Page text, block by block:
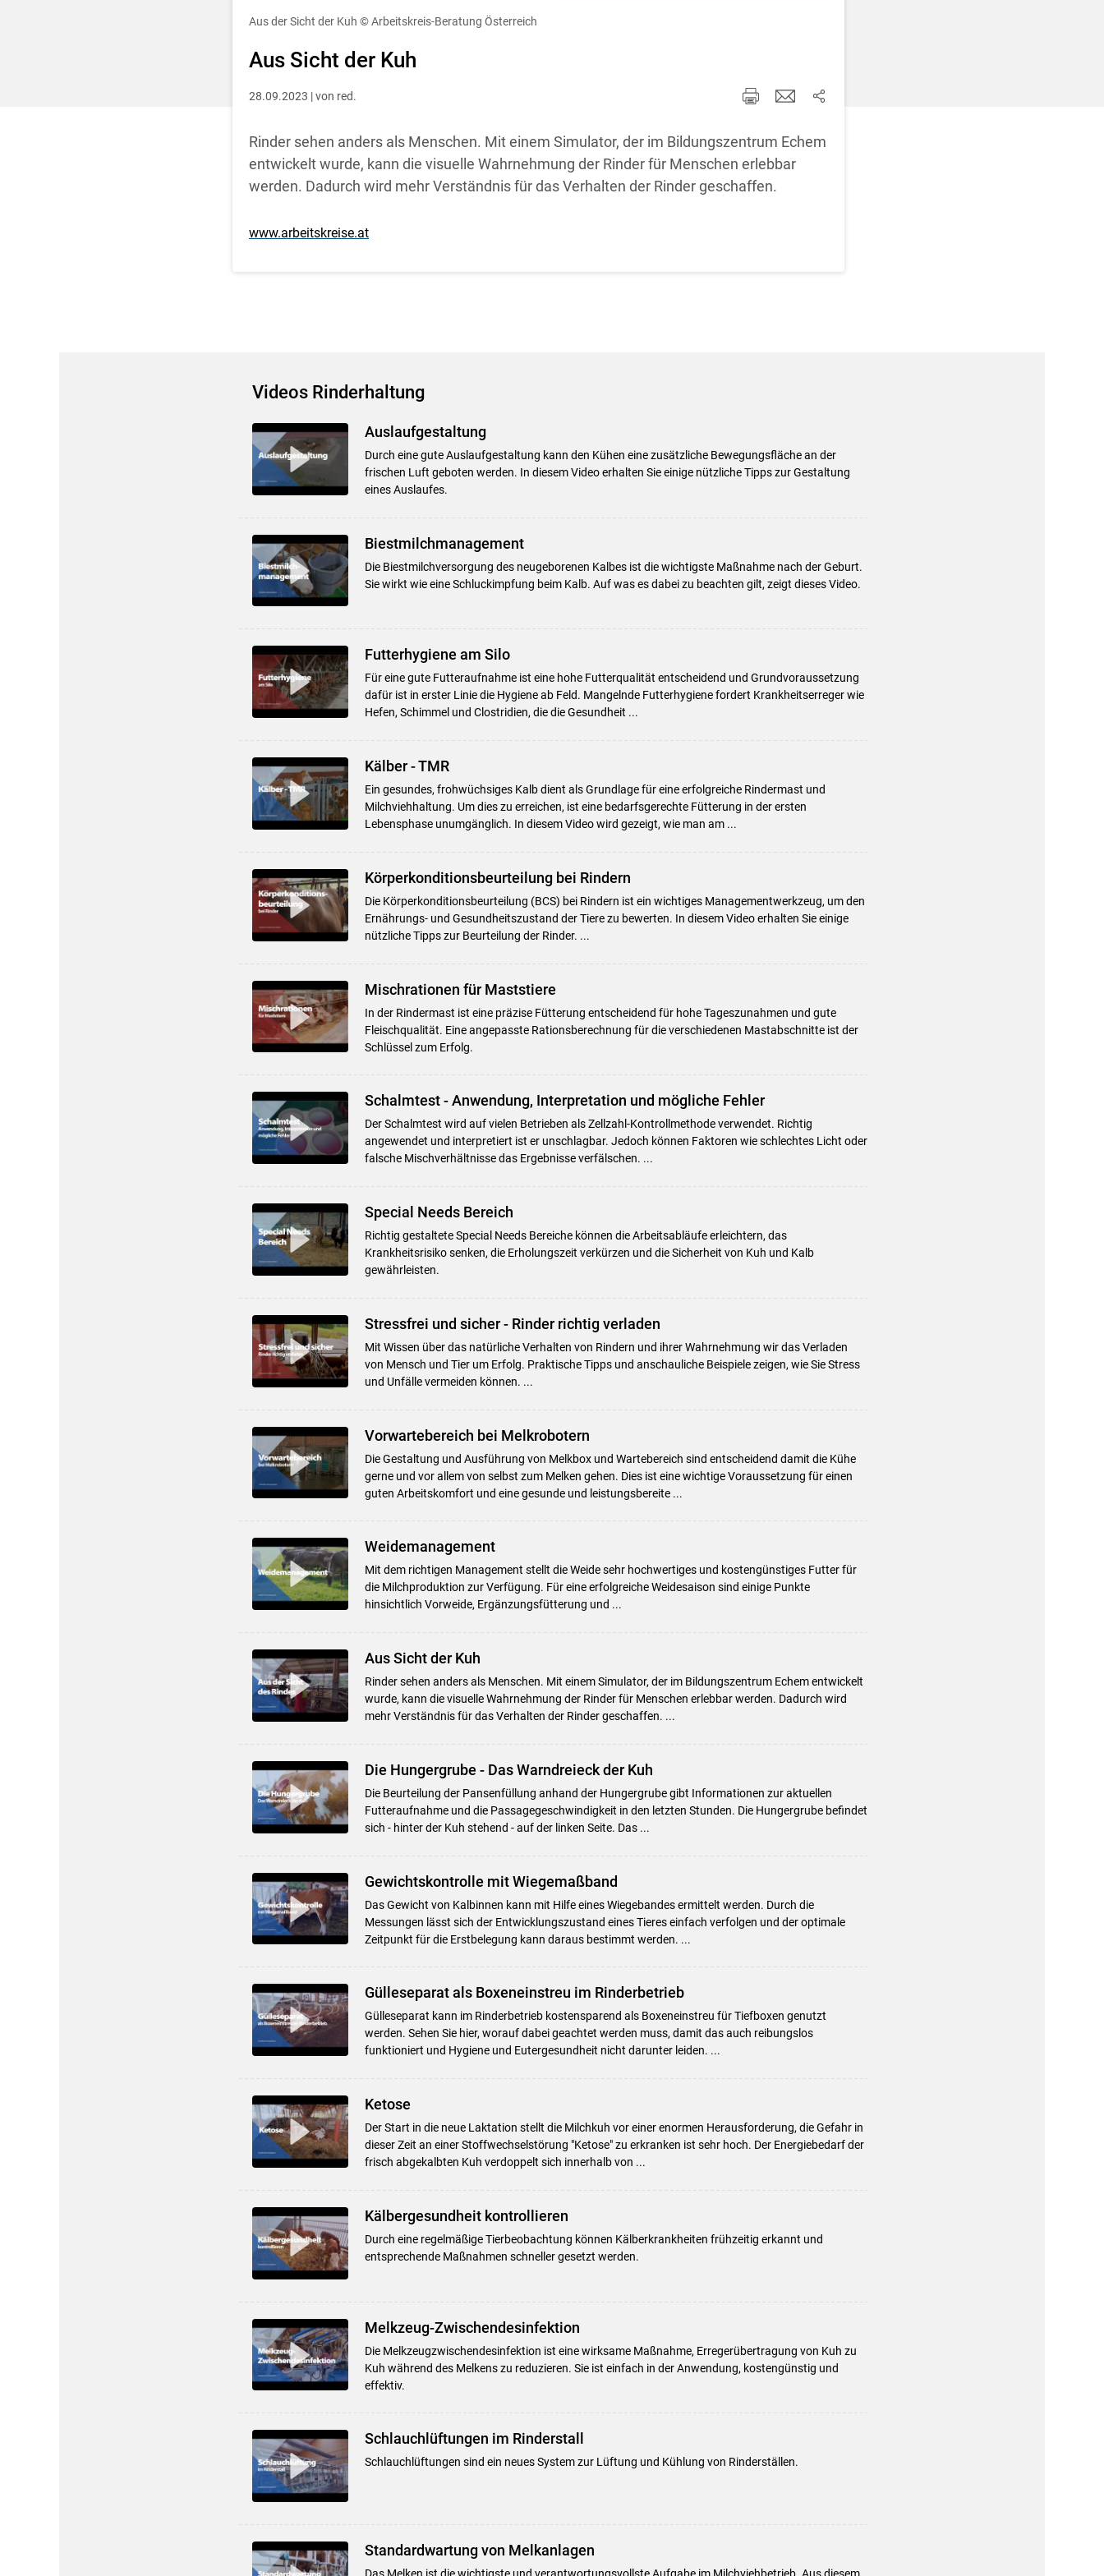
Skip to main content
Aus der Sicht der Kuh © Arbeitskreis-Beratung Österreich
Aus Sicht der Kuh
28.09.2023 | von red.
Rinder sehen anders als Menschen. Mit einem Simulator, der im Bildungszentrum Echem
entwickelt wurde, kann die visuelle Wahrnehmung der Rinder für Menschen erlebbar
werden. Dadurch wird mehr Verständnis für das Verhalten der Rinder geschaffen.
www.arbeitskreise.at
Videos Rinderhaltung
Auslaufgestaltung
Durch eine gute Auslaufgestaltung kann den Kühen eine zusätzliche Bewegungsfläche an der
frischen Luft geboten werden. In diesem Video erhalten Sie einige nützliche Tipps zur Gestaltung
eines Auslaufes.
Biestmilchmanagement
Die Biestmilchversorgung des neugeborenen Kalbes ist die wichtigste Maßnahme nach der Geburt.
Sie wirkt wie eine Schluckimpfung beim Kalb. Auf was es dabei zu beachten gilt, zeigt dieses Video.
Futterhygiene am Silo
Für eine gute Futteraufnahme ist eine hohe Futterqualität entscheidend und Grundvoraussetzung
dafür ist in erster Linie die Hygiene ab Feld. Mangelnde Futterhygiene fordert Krankheitserreger wie
Hefen, Schimmel und Clostridien, die die Gesundheit ...
Kälber - TMR
Ein gesundes, frohwüchsiges Kalb dient als Grundlage für eine erfolgreiche Rindermast und
Milchviehhaltung. Um dies zu erreichen, ist eine bedarfsgerechte Fütterung in der ersten
Lebensphase unumgänglich. In diesem Video wird gezeigt, wie man am ...
Körperkonditionsbeurteilung bei Rindern
Die Körperkonditionsbeurteilung (BCS) bei Rindern ist ein wichtiges Managementwerkzeug, um den
Ernährungs- und Gesundheitszustand der Tiere zu bewerten. In diesem Video erhalten Sie einige
nützliche Tipps zur Beurteilung der Rinder. ...
Mischrationen für Maststiere
In der Rindermast ist eine präzise Fütterung entscheidend für hohe Tageszunahmen und gute
Fleischqualität. Eine angepasste Rationsberechnung für die verschiedenen Mastabschnitte ist der
Schlüssel zum Erfolg.
Schalmtest - Anwendung, Interpretation und mögliche Fehler
Der Schalmtest wird auf vielen Betrieben als Zellzahl-Kontrollmethode verwendet. Richtig
angewendet und interpretiert ist er unschlagbar. Jedoch können Faktoren wie schlechtes Licht oder
falsche Mischverhältnisse das Ergebnisse verfälschen. ...
Special Needs Bereich
Richtig gestaltete Special Needs Bereiche können die Arbeitsabläufe erleichtern, das
Krankheitsrisiko senken, die Erholungszeit verkürzen und die Sicherheit von Kuh und Kalb
gewährleisten.
Stressfrei und sicher - Rinder richtig verladen
Mit Wissen über das natürliche Verhalten von Rindern und ihrer Wahrnehmung wir das Verladen
von Mensch und Tier um Erfolg. Praktische Tipps und anschauliche Beispiele zeigen, wie Sie Stress
und Unfälle vermeiden können. ...
Vorwartebereich bei Melkrobotern
Die Gestaltung und Ausführung von Melkbox und Wartebereich sind entscheidend damit die Kühe
gerne und vor allem von selbst zum Melken gehen. Dies ist eine wichtige Voraussetzung für einen
guten Arbeitskomfort und eine gesunde und leistungsbereite ...
Weidemanagement
Mit dem richtigen Management stellt die Weide sehr hochwertiges und kostengünstiges Futter für
die Milchproduktion zur Verfügung. Für eine erfolgreiche Weidesaison sind einige Punkte
hinsichtlich Vorweide, Ergänzungsfütterung und ...
Aus Sicht der Kuh
Rinder sehen anders als Menschen. Mit einem Simulator, der im Bildungszentrum Echem entwickelt
wurde, kann die visuelle Wahrnehmung der Rinder für Menschen erlebbar werden. Dadurch wird
mehr Verständnis für das Verhalten der Rinder geschaffen. ...
Die Hungergrube - Das Warndreieck der Kuh
Die Beurteilung der Pansenfüllung anhand der Hungergrube gibt Informationen zur aktuellen
Futteraufnahme und die Passagegeschwindigkeit in den letzten Stunden. Die Hungergrube befindet
sich - hinter der Kuh stehend - auf der linken Seite. Das ...
Gewichtskontrolle mit Wiegemaßband
Das Gewicht von Kalbinnen kann mit Hilfe eines Wiegebandes ermittelt werden. Durch die
Messungen lässt sich der Entwicklungszustand eines Tieres einfach verfolgen und der optimale
Zeitpunkt für die Erstbelegung kann daraus bestimmt werden. ...
Gülleseparat als Boxeneinstreu im Rinderbetrieb
Gülleseparat kann im Rinderbetrieb kostensparend als Boxeneinstreu für Tiefboxen genutzt
werden. Sehen Sie hier, worauf dabei geachtet werden muss, damit das auch reibungslos
funktioniert und Hygiene und Eutergesundheit nicht darunter leiden. ...
Ketose
Der Start in die neue Laktation stellt die Milchkuh vor einer enormen Herausforderung, die Gefahr in
dieser Zeit an einer Stoffwechselstörung "Ketose" zu erkranken ist sehr hoch. Der Energiebedarf der
frisch abgekalbten Kuh verdoppelt sich innerhalb von ...
Kälbergesundheit kontrollieren
Durch eine regelmäßige Tierbeobachtung können Kälberkrankheiten frühzeitig erkannt und
entsprechende Maßnahmen schneller gesetzt werden.
Melkzeug-Zwischendesinfektion
Die Melkzeugzwischendesinfektion ist eine wirksame Maßnahme, Erregerübertragung von Kuh zu
Kuh während des Melkens zu reduzieren. Sie ist einfach in der Anwendung, kostengünstig und
effektiv.
Schlauchlüftungen im Rinderstall
Schlauchlüftungen sind ein neues System zur Lüftung und Kühlung von Rinderställen.
Standardwartung von Melkanlagen